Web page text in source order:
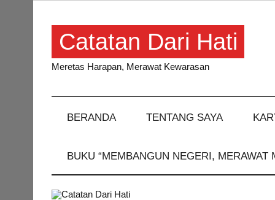
Catatan Dari Hati
Meretas Harapan, Merawat Kewarasan
BERANDA TENTANG SAYA
BUKU “MEMBANGUN NEGERI, MERAWAT